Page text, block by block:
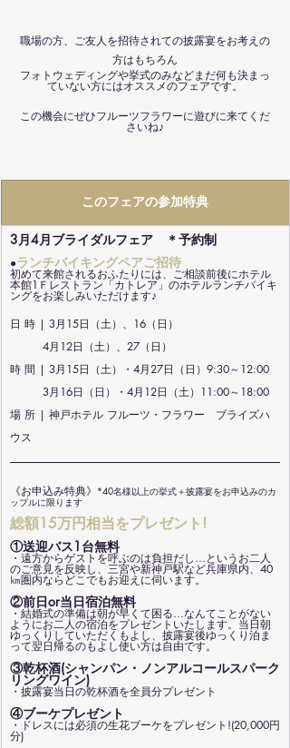
職場の方、ご友人を招待されての披露宴をお考えの
方はもちろん
フォトウェディングや挙式のみなどまだ何も決まっ
ていない方にはオススメのフェアです。
この機会にぜひフルーツフラワーに遊びに来てくだ
さいね♪
このフェアの参加特典
3月4月ブライダルフェア　＊予約制
●ランチバイキングペアご招待
初めて来館されるおふたりには、ご相談前後にホテル
本館1Ｆレストラン「カトレア」のホテルランチバイキ
ングをお楽しみいただけます♪
日 時 | 3月15日（土）、16（日）
4月12日（土）、27（日）
⁡⁡時 間 | 3月15日（土）・4月27日（日）9:30～12:00
3月16日（日）・4月12日（土）11:00～18:00
場 所 | 神戸ホテル フルーツ・フラワー　ブライズハ
ウス
《お申込み特典》 *40名様以上の挙式＋披露宴をお申込みのカ
ップルに限ります
総額15万円相当をプレゼント!
①送迎バス1台無料
・遠方からゲストを呼ぶのは負担だし…というお二人
のご意見を反映し、三宮や新神戸駅など兵庫県内、40
㎞圏内ならどこでもお迎えに伺います。
②前日or当日宿泊無料
・結婚式の準備は朝が早くて困る…なんてことがない
ようにお二人の宿泊をプレゼントいたします。当日朝
ゆっくりしていただくもよし、披露宴後ゆっくり泊ま
って翌日帰るのもよし使い方は自由です。
③乾杯酒(シャンパン・ノンアルコールスパーク
リングワイン)
・披露宴当日の乾杯酒を全員分プレゼント
④ブーケプレゼント
・ドレスには必須の生花ブーケをプレゼント!(20,000円
分)